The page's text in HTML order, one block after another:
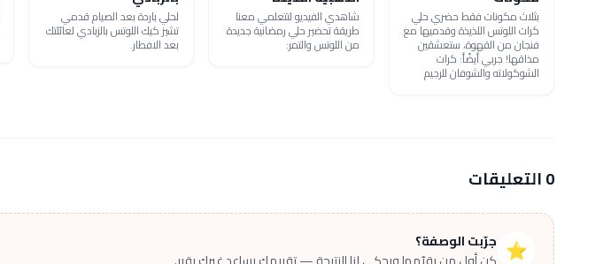
بثلاث مكونات فقط حضري حلي
كرات اللوتس اللذيذة وقدميها مع
فنجان من القهوة، ستعشقين
مذاقها! جربي أيضًأ: كرات
الشوكولاته والشوفان للرجيم
شاهدي الفيديو لتتعلمي معنا
طريقة تحضير حلي رمضانية جديدة
من اللوتس والتمر:
لحلي باردة بعد الصيام قدمي
تشيز كيك اللوتس بالزبادي لعائلتك
بعد الافطار.
0 التعليقات
⭐ جرّبت الوصفة؟